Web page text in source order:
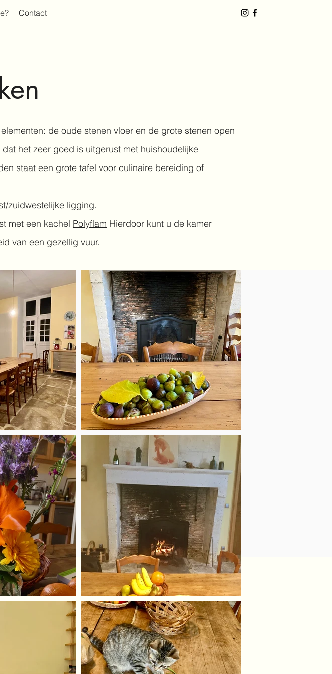
Contact
de oude stenen vloer en de grote stenen open
het zeer goed is uitgerust met huishoudelijke
staat een grote tafel voor culinaire bereiding of
zuidwestelijke ligging.
met een kachel Polyflam Hierdoor kunt u de kamer
van een gezellig vuur.